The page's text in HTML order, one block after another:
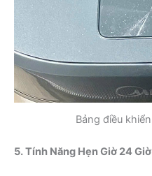
Bảng điều
5. Tính Năng Hẹn Giờ 24